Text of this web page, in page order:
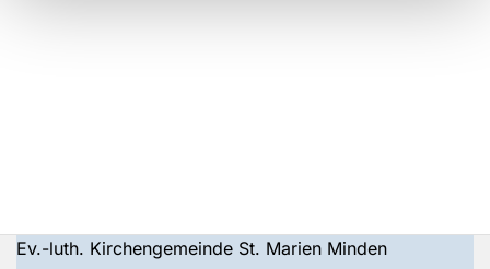
Ev.-luth. Kirchengemeinde St. Marien Minden